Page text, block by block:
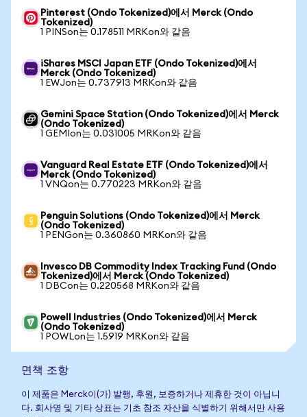
Pinterest (Ondo Tokenized)에서 Merck (Ondo
Tokenized)
1 PINSon는 0.178511 MRKon와 같음
iShares MSCI Japan ETF (Ondo Tokenized)에서
Merck (Ondo Tokenized)
1 EWJon는 0.737913 MRKon와 같음
Gemini Space Station (Ondo Tokenized)에서 Merck
(Ondo Tokenized)
1 GEMIon는 0.031005 MRKon와 같음
Vanguard Real Estate ETF (Ondo Tokenized)에서
Merck (Ondo Tokenized)
1 VNQon는 0.770223 MRKon와 같음
Penguin Solutions (Ondo Tokenized)에서 Merck
(Ondo Tokenized)
1 PENGon는 0.360860 MRKon와 같음
Invesco DB Commodity Index Tracking Fund (Ondo
Tokenized)에서 Merck (Ondo Tokenized)
1 DBCon는 0.220568 MRKon와 같음
Powell Industries (Ondo Tokenized)에서 Merck
(Ondo Tokenized)
1 POWLon는 1.5919 MRKon와 같음
면책 조항
이 제품은 Merck이(가) 발행, 후원, 보증하거나 제휴한 것이 아닙니
다. 회사명 및 기타 상표는 기초 참조 자산을 식별하기 위해서만 사용